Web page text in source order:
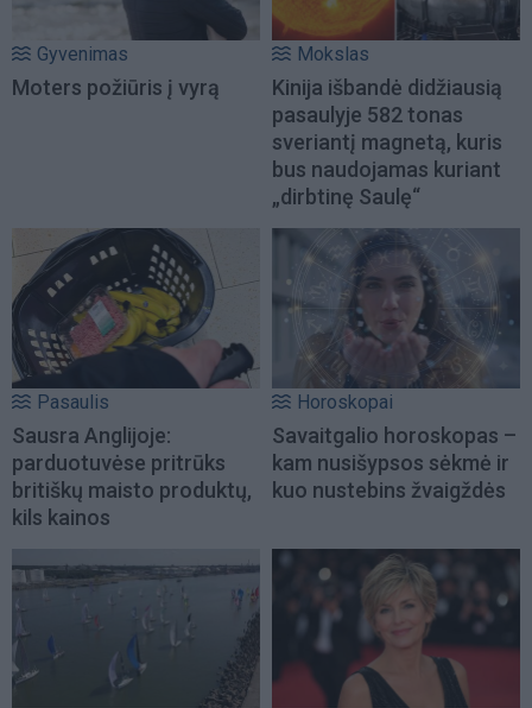
Gyvenimas
Moters požiūris į vyrą
Mokslas
Kinija išbandė didžiausią
pasaulyje 582 tonas
sveriantį magnetą, kuris
bus naudojamas kuriant
„dirbtinę Saulę“
Pasaulis
Sausra Anglijoje:
parduotuvėse pritrūks
britiškų maisto produktų,
kils kainos
Horoskopai
Savaitgalio horoskopas –
kam nusišypsos sėkmė ir
kuo nustebins žvaigždės